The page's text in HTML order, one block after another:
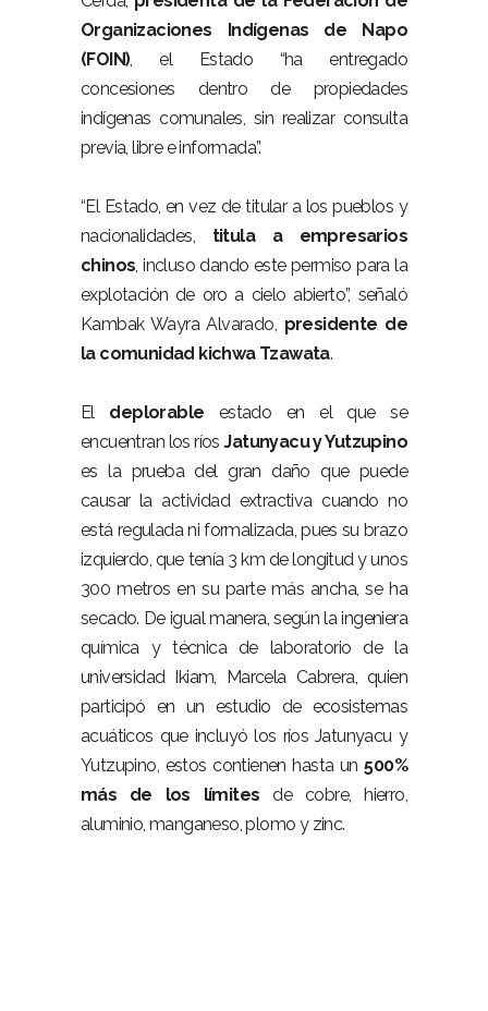
Organizaciones Indígenas de Napo
(FOIN), el Estado “ha entregado
concesiones dentro de propiedades
indígenas comunales, sin realizar consulta
previa, libre e informada”.
“El Estado, en vez de titular a los pueblos y
nacionalidades, titula a empresarios
chinos, incluso dando este permiso para la
explotación de oro a cielo abierto”, señaló
Kambak Wayra Alvarado, presidente de
la comunidad kichwa Tzawata.
El deplorable estado en el que se
encuentran los ríosJatunyacu y Yutzupino
es la prueba del gran daño que puede
causar la actividad extractiva cuando no
está regulada ni formalizada, pues su brazo
izquierdo, que tenía 3 km de longitud y unos
300 metros en su parte más ancha, se ha
secado. De igual manera, según la ingeniera
química y técnica de laboratorio de la
universidad Ikiam, Marcela Cabrera, quien
participó en un estudio de ecosistemas
acuáticos que incluyó los ríos Jatunyacu y
Yutzupino, estos contienen hasta un500%
más de los límites de cobre, hierro,
aluminio, manganeso, plomo y zinc.